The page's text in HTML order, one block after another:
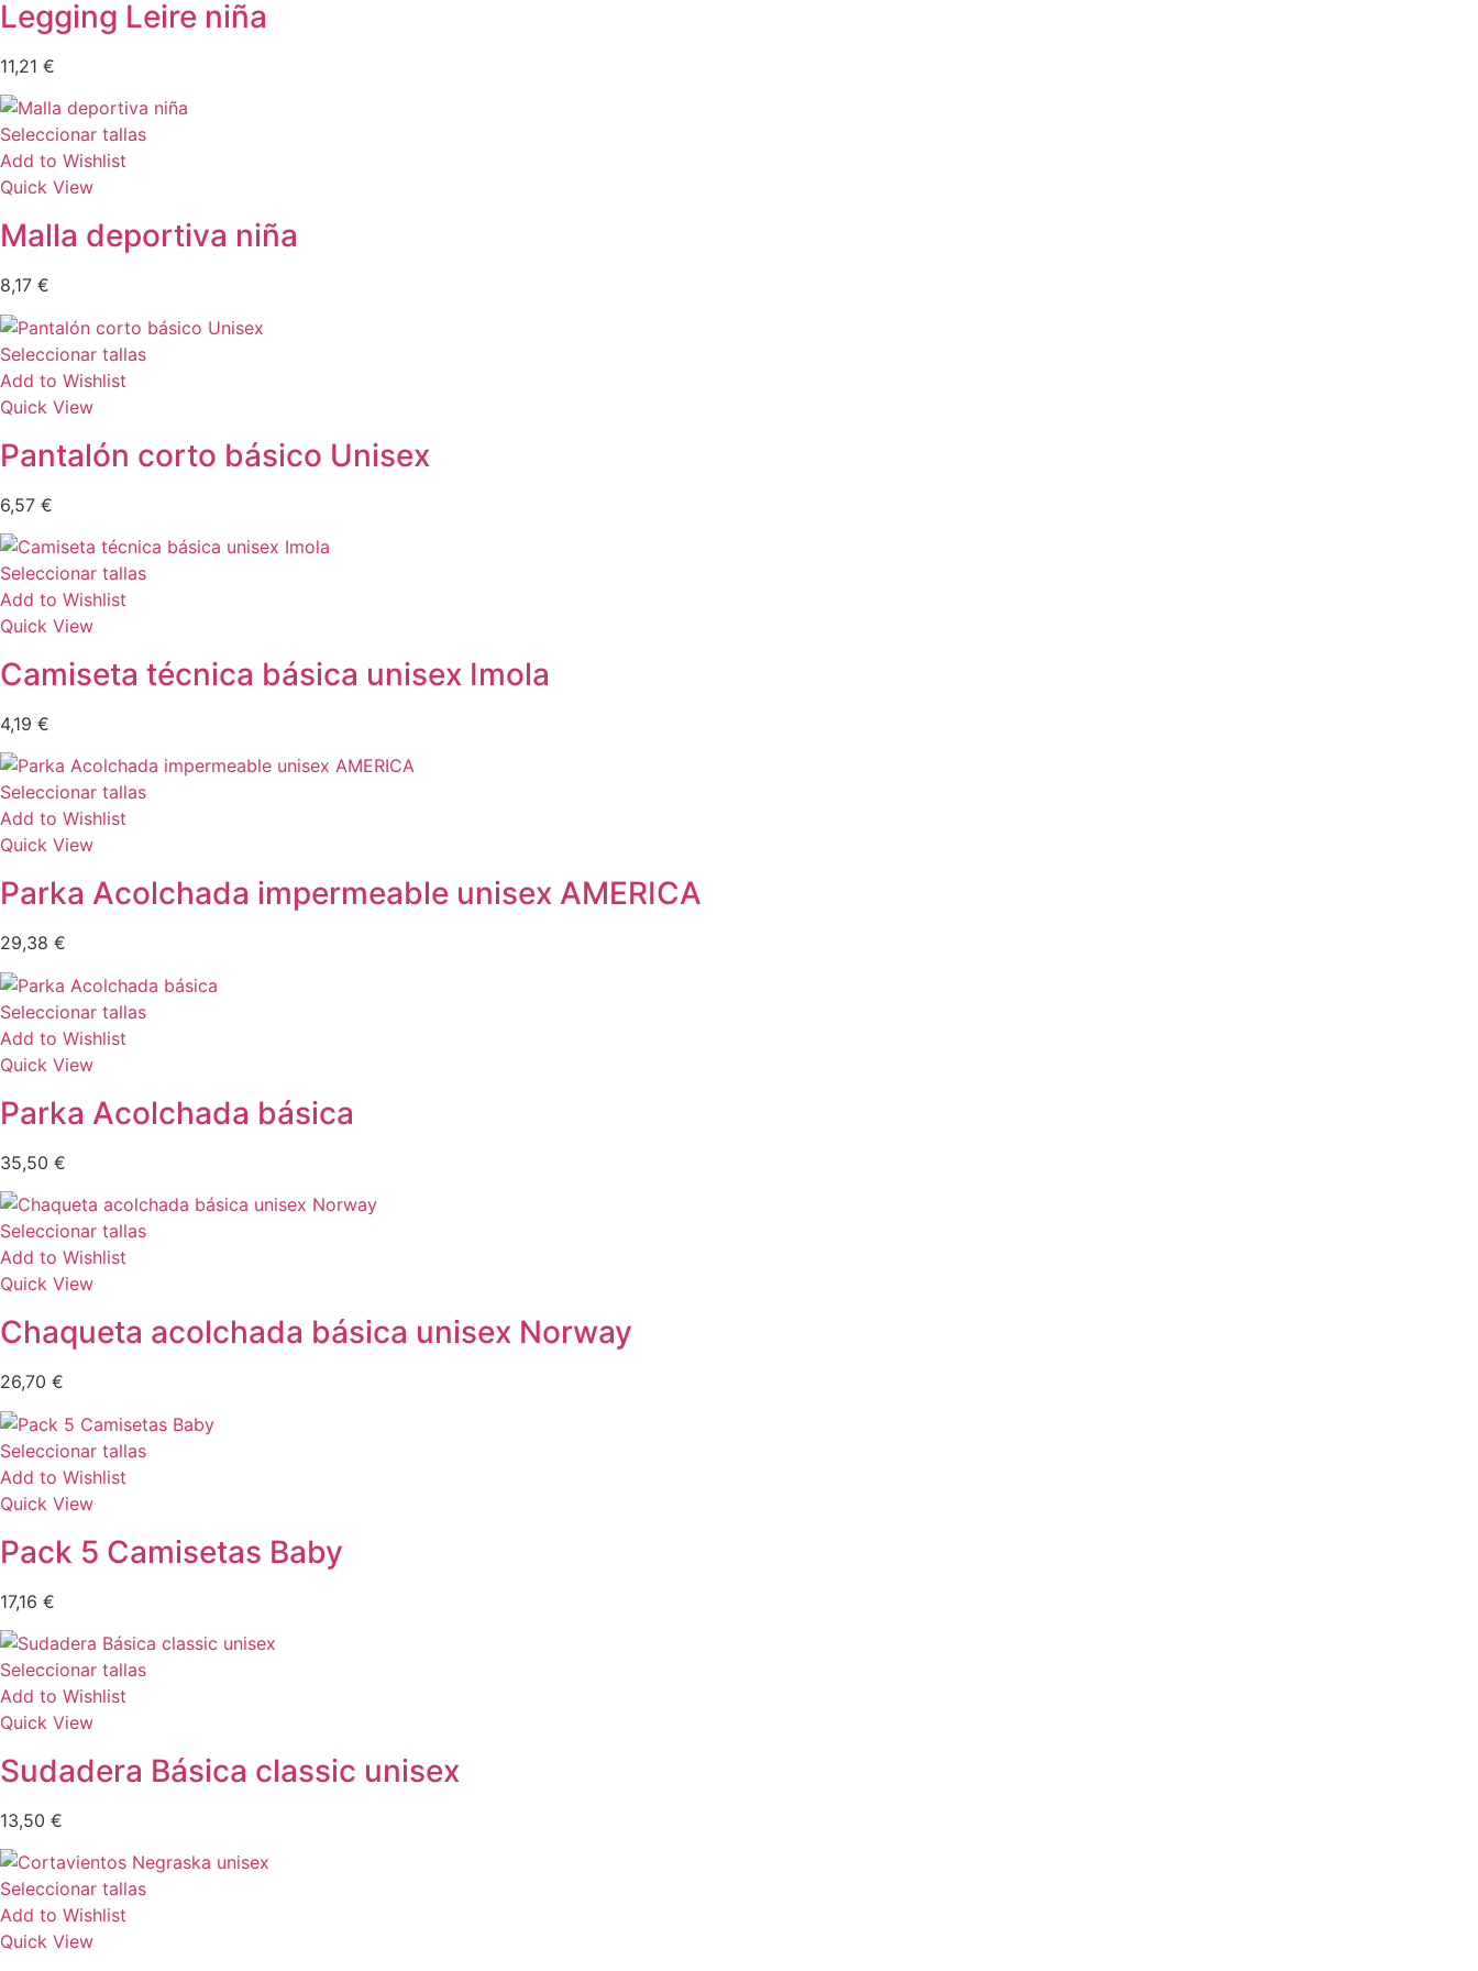
Legging Leire niña
11,21 €
Seleccionar tallas
Add to Wishlist
Quick View
Malla deportiva niña
8,17 €
Seleccionar tallas
Add to Wishlist
Quick View
Pantalón corto básico Unisex
6,57 €
Seleccionar tallas
Add to Wishlist
Quick View
Camiseta técnica básica unisex Imola
4,19 €
Seleccionar tallas
Add to Wishlist
Quick View
Parka Acolchada impermeable unisex AMERICA
29,38 €
Seleccionar tallas
Add to Wishlist
Quick View
Parka Acolchada básica
35,50 €
Seleccionar tallas
Add to Wishlist
Quick View
Chaqueta acolchada básica unisex Norway
26,70 €
Seleccionar tallas
Add to Wishlist
Quick View
Pack 5 Camisetas Baby
17,16 €
Seleccionar tallas
Add to Wishlist
Quick View
Sudadera Básica classic unisex
13,50 €
Seleccionar tallas
Add to Wishlist
Quick View